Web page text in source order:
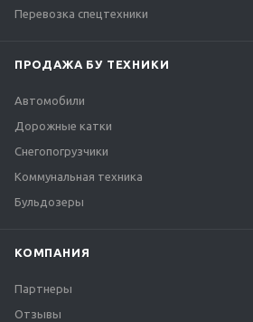
Перевозка спецтехники
ПРОДАЖА БУ ТЕХНИКИ
Автомобили
Дорожные катки
Снегопогрузчики
Коммунальная техника
Бульдозеры
КОМПАНИЯ
Партнеры
Отзывы